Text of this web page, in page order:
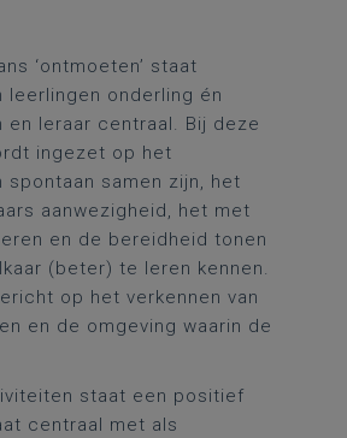
‘ontmoeten’ staat
leerlingen onderling én
en leraar centraal. Bij deze
ingezet op het
spontaan samen zijn, het
aanwezigheid, het met
en de bereidheid tonen
(beter) te leren kennen.
op het verkennen van
en de omgeving waarin de
staat een positief
centraal met als